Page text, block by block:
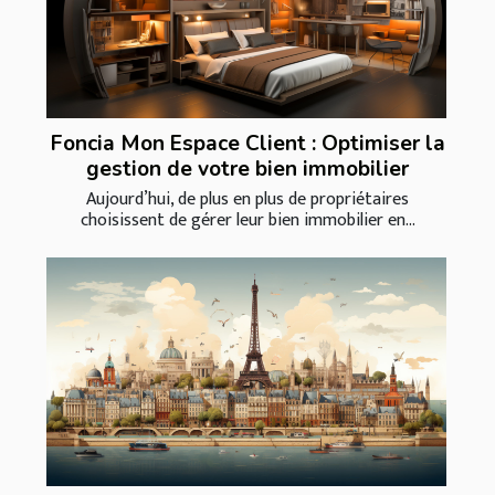
Foncia Mon Espace Client : Optimiser la
gestion de votre bien immobilier
Aujourd’hui, de plus en plus de propriétaires
choisissent de gérer leur bien immobilier en...